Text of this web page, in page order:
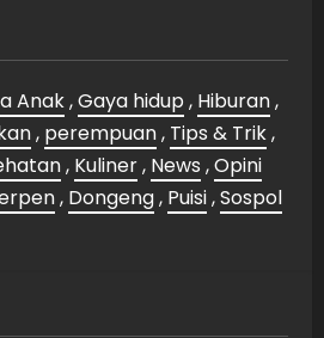
Anak,Gaya hidup , Hiburan,
, perempuan, Tips & Trik,
, Kuliner, News ,Opini
, Dongeng, Puisi,Sospol